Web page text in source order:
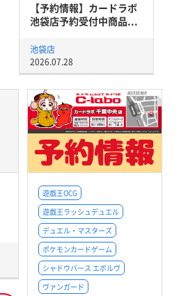
【予約情報】カードラボ
池袋店予約受付中商品...
池袋店
2026.07.28
遊戯王OCG
遊戯王ラッシュデュエル
デュエル・マスターズ
ポケモンカードゲーム
シャドウバース エボルヴ
ヴァンガード